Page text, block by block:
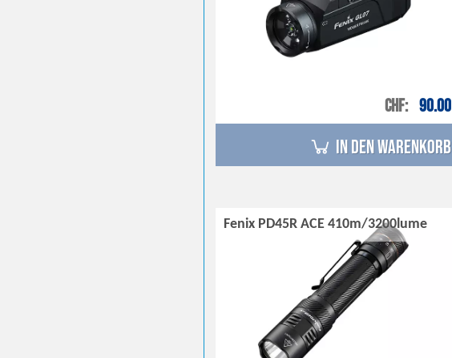
CHF 90.00
in den Warenkorb
Fenix PD45R ACE 410m/3200lume